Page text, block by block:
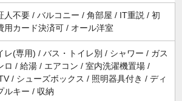
人不要 / バルコニー / 角部屋 / IT重説 / 初
用カード決済可 / オール洋室
レ(専用) / バス・トイレ別 / シャワー / ガス
ロ / 給湯 / エアコン / 室内洗濯機置場 /
/ シューズボックス / 照明器具付き / ディ
ルキー / 収納